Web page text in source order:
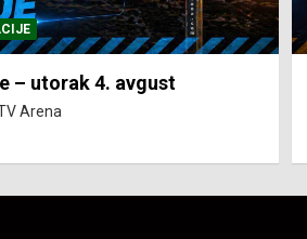
– utorak 4. avgust
Arena